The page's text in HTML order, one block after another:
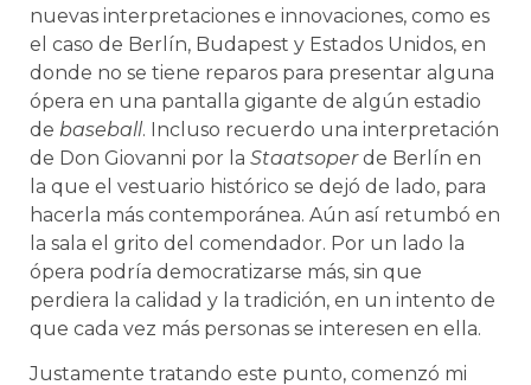
nuevas interpretaciones e innovaciones, como es
el caso de Berlín, Budapest y Estados Unidos, en
donde no se tiene reparos para presentar alguna
ópera en una pantalla gigante de algún estadio
de baseball. Incluso recuerdo una interpretación
de Don Giovanni por la Staatsoperde Berlín en
la que el vestuario histórico se dejó de lado, para
hacerla más contemporánea. Aún así retumbó en
la sala el grito del comendador. Por un lado la
ópera podría democratizarse más, sin que
perdiera la calidad y la tradición, en un intento de
que cada vez más personas se interesen en ella.
Justamente tratando este punto, comenzó mi